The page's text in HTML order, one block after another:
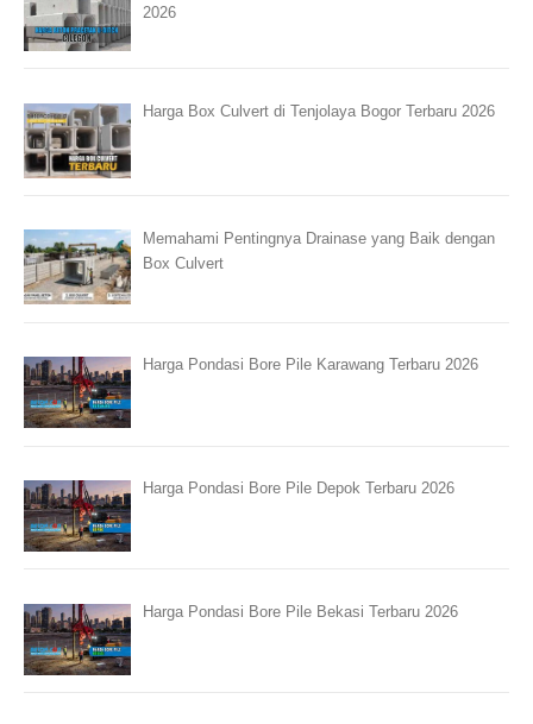
2026
Harga Box Culvert di Tenjolaya Bogor Terbaru 2026
Memahami Pentingnya Drainase yang Baik dengan
Box Culvert
Harga Pondasi Bore Pile Karawang Terbaru 2026
Harga Pondasi Bore Pile Depok Terbaru 2026
Harga Pondasi Bore Pile Bekasi Terbaru 2026